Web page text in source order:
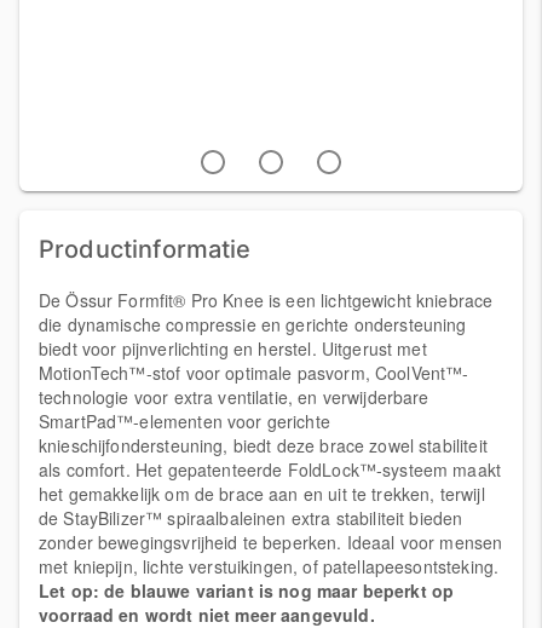
Productinformatie
De Össur Formfit® Pro Knee is een lichtgewicht kniebrace
die dynamische compressie en gerichte ondersteuning
biedt voor pijnverlichting en herstel. Uitgerust met
MotionTech™-stof voor optimale pasvorm, CoolVent™-
technologie voor extra ventilatie, en verwijderbare
SmartPad™-elementen voor gerichte
knieschijfondersteuning, biedt deze brace zowel stabiliteit
als comfort. Het gepatenteerde FoldLock™-systeem maakt
het gemakkelijk om de brace aan en uit te trekken, terwijl
de StayBilizer™ spiraalbaleinen extra stabiliteit bieden
zonder bewegingsvrijheid te beperken. Ideaal voor mensen
met kniepijn, lichte verstuikingen, of patellapeesontsteking.
Let op: de blauwe variant is nog maar beperkt op
voorraad en wordt niet meer aangevuld.